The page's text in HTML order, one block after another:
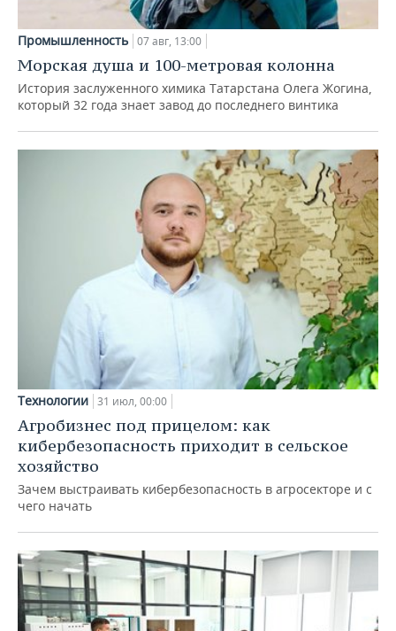
Промышленность 07 авг, 13:00
Морская душа и 100-метровая колонна
История заслуженного химика Татарстана Олега Жогина,
который 32 года знает завод до последнего винтика
Технологии 31 июл, 00:00
Агробизнес под прицелом: как
кибербезопасность приходит в сельское
хозяйство
Зачем выстраивать кибербезопасность в агросекторе и с
чего начать